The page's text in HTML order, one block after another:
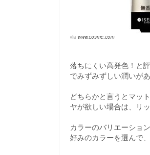
via www.cosme.com
落ちにくい高発色！と
でみずみずしい潤いが
どちらかと言うとマッ
ヤが欲しい場合は、リ
カラーのバリエーショ
好みのカラーを選んで